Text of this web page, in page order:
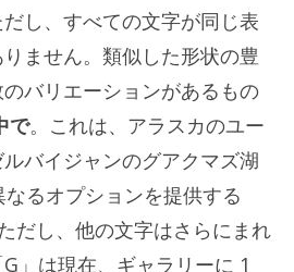
し、すべての文字が同じ表
ません。類似した形状の豊
バリエーションがあるもの
で。これは、アラスカのユー
バイジャンのグアクマズ湖
るオプションを提供する
だし、他の文字はさらにまれ
」は現在、ギャラリーに 1